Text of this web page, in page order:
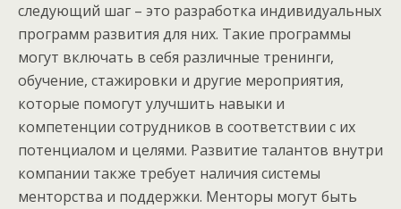
следующий шаг – это разработка индивидуальных
программ развития для них. Такие программы
могут включать в себя различные тренинги,
обучение, стажировки и другие мероприятия,
которые помогут улучшить навыки и
компетенции сотрудников в соответствии с их
потенциалом и целями. Развитие талантов внутри
компании также требует наличия системы
менторства и поддержки. Менторы могут быть